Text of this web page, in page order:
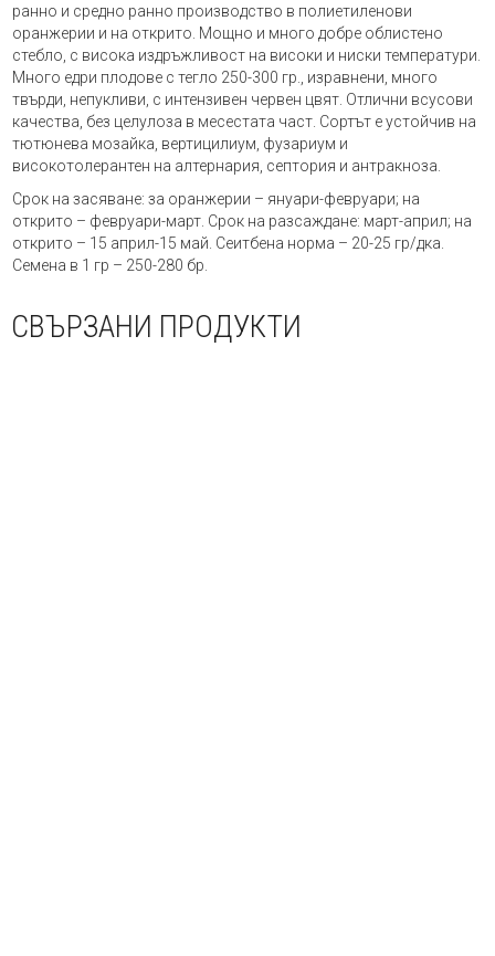
ранно и средно ранно производство в полиетиленови
оранжерии и на открито. Мощно и много добре облистено
стебло, с висока издръжливост на високи и ниски температури.
Много едри плодове с тегло 250-300 гр., изравнени, много
твърди, непукливи, с интензивен червен цвят. Отлични всусови
качества, без целулоза в месестата част. Сортът е устойчив на
тютюнева мозайка, вертицилиум, фузариум и
високотолерантен на алтернария, септория и антракноза.
Срок на засяване: за оранжерии – януари-февруари; на
открито – февруари-март. Срок на разсаждане: март-април; на
открито – 15 април-15 май. Сеитбена норма – 20-25 гр/дка.
Семена в 1 гр – 250-280 бр.
СВЪРЗАНИ ПРОДУКТИ